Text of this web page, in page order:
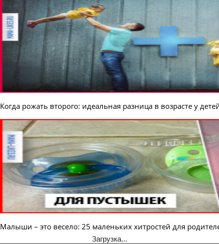
Когда рожать второго: идеальная разница в возрасте у
Малыши – это весело: 25 маленьких хитростей для
Загрузка...